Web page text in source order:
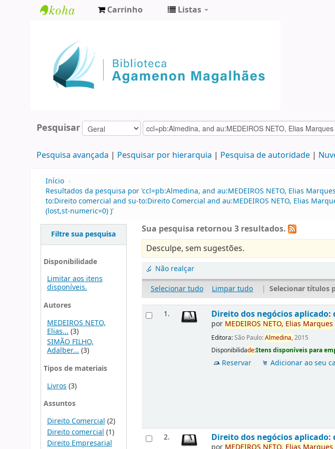
Agamenon
Magalhães
Carrinho Listas
Pesquisar
Pesquisa avançada Pesquisar por hierarquia Pesquisa de autoridade
Início ›
Resultados da pesquisa por 'ccl=pb:Almedina, and au:MEDEIROS NETO, Elias
to:Direito comercial and su-to:Direito Comercial and au:MEDEIROS NETO, Elias
(lost,st-numeric=0) )'
Filtre sua pesquisa
Disponibilidade
Limitar aos itens
disponíveis.
Autores
MEDEIROS NETO,
Elias... (3)
SIMÃO FILHO,
Adalber...(3)
Tipos de materiais
Livros (3)
Assuntos
Direito Comercial (2)
Direito comercial (1)
Direito Empresarial
Sua pesquisa retornou 3 resultados.
Desculpe, sem sugestões.
Não realçar
Selecionar tudo
Limpar tudo | Selecionar títulos
1. Direito dos negócios
por MEDEIROS NETO, Elias Marques
Editora:São Paulo:Almedina,2015
Disponibilidade:Itens disponíveis para
Reservar Adicionar ao seu
2. Direito dos negócios